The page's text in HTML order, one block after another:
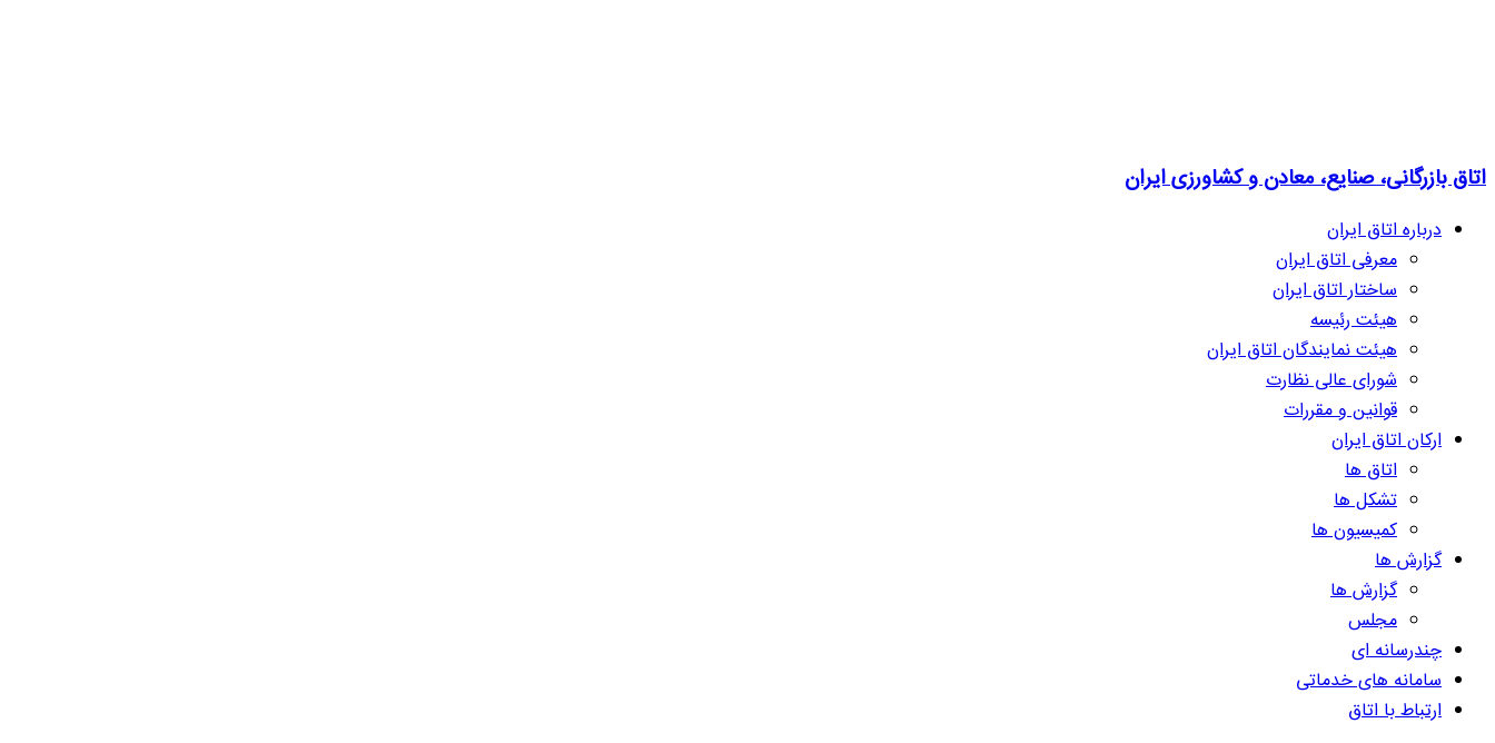
اتاق بازرگانی، صنایع، معادن و کشاورزی ایران
درباره اتاق ایران
معرفی اتاق ایران
ساختار اتاق ایران
هیئت رئیسه
هیئت نمایندگان اتاق ایران
شورای عالی نظارت
قوانین و مقررات
ارکان اتاق ایران
اتاق ها
تشکل ها
کمیسیون ها
گزارش ها
گزارش ها
مجلس
چندرسانه ای
سامانه های خدماتی
ارتباط با اتاق